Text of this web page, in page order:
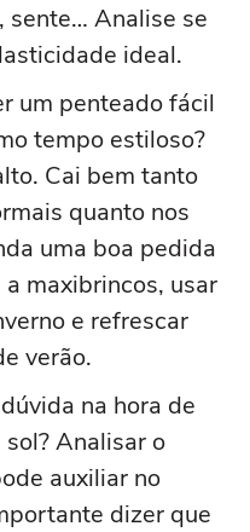
sente… Analise se
ideal.
um penteado fácil
tempo estiloso?
. Cai bem tanto
quanto nos
uma boa pedida
a maxibrincos, usar
e refrescar
verão.
na hora de
sol? Analisar o
auxiliar no
dizer que